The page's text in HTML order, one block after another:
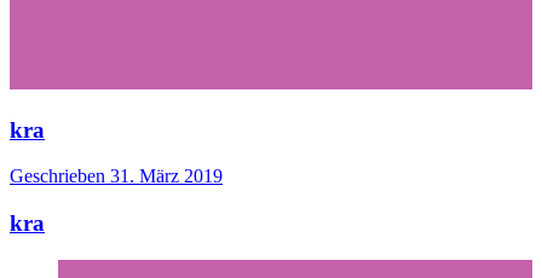
kra
Geschrieben 31. März 2019
kra